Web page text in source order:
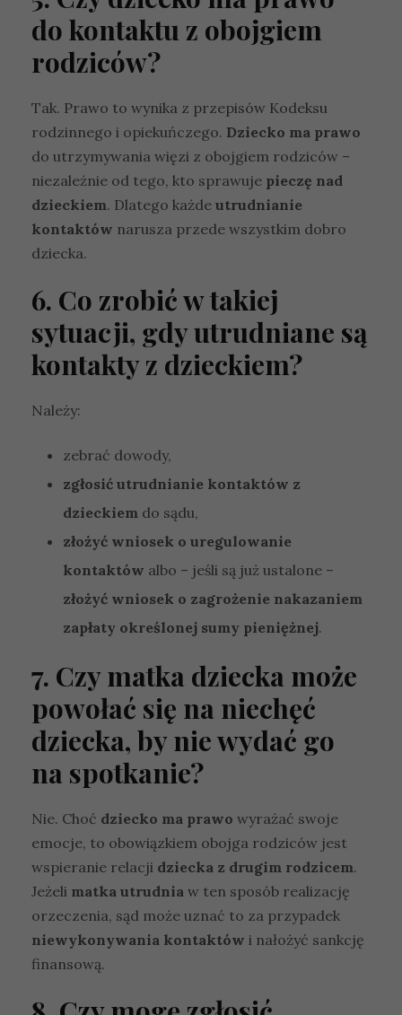
do kontaktu z obojgiem
rodziców?
Tak. Prawo to wynika z przepisów Kodeksu
rodzinnego i opiekuńczego. Dziecko ma prawo
do utrzymywania więzi z obojgiem rodziców –
niezależnie od tego, kto sprawuje pieczę nad
dzieckiem. Dlatego każde utrudnianie
kontaktów narusza przede wszystkim dobro
dziecka.
6. Co zrobić w takiej
sytuacji, gdy utrudniane są
kontakty z dzieckiem?
Należy:
zebrać dowody,
zgłosić utrudnianie kontaktów z
dzieckiem do sądu,
złożyć wniosek o uregulowanie
kontaktów albo – jeśli są już ustalone –
złożyć wniosek o zagrożenie nakazaniem
zapłaty określonej sumy pieniężnej.
7. Czy matka dziecka może
powołać się na niechęć
dziecka, by nie wydać go
na spotkanie?
Nie. Choć dziecko ma prawo wyrażać swoje
emocje, to obowiązkiem obojga rodziców jest
wspieranie relacji dziecka z drugim rodzicem.
Jeżeli matka utrudnia w ten sposób realizację
orzeczenia, sąd może uznać to za przypadek
niewykonywania kontaktów i nałożyć sankcję
finansową.
c
e
n
s
ą
p
cj
al
n
S
ą
o
r
b
e
d
f
k
cj
o
n
o
ia
s
t
o
n
e